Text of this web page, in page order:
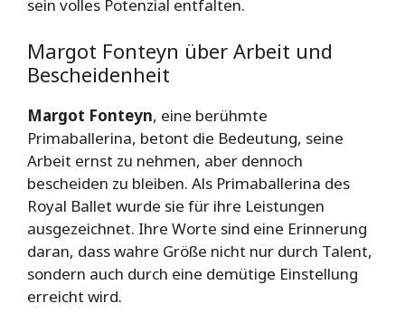
sein volles Potenzial entfalten.
Margot Fonteyn über Arbeit und
Bescheidenheit
Margot Fonteyn, eine berühmte
Primaballerina, betont die Bedeutung, seine
Arbeit ernst zu nehmen, aber dennoch
bescheiden zu bleiben. Als Primaballerina des
Royal Ballet wurde sie für ihre Leistungen
ausgezeichnet. Ihre Worte sind eine Erinnerung
daran, dass wahre Größe nicht nur durch Talent,
sondern auch durch eine demütige Einstellung
erreicht wird.